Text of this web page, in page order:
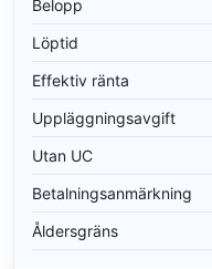
Belopp
Löptid
Effektiv ränta
Uppläggningsavgift
Utan UC
Betalningsanmärkning
Åldersgräns